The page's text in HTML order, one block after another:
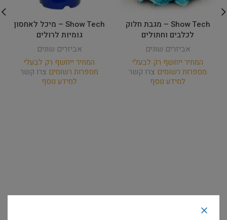
Show Tech – מגבת חלוק
לכלבים וחתולים
אביזרים שונים
המחיר ייחשף רק לבעלי
מספרות רשומים צרו קשר
למידע נוסף
Show Tech – מיכל לאחסון
גומיות לרולים
אביזרים שונים
המחיר ייחשף רק לבעלי
מספרות רשומים צרו קשר
למידע נוסף